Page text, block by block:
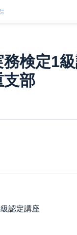
検定1
部
認定講座